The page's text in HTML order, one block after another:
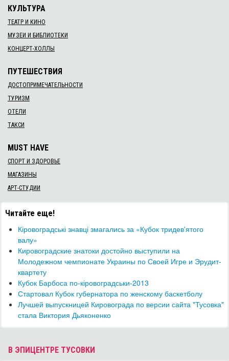
КУЛЬТУРА
ТЕАТР И КИНО
МУЗЕИ И БИБЛИОТЕКИ
КОНЦЕРТ-ХОЛЛЫ
ПУТЕШЕСТВИЯ
ДОСТОПРИМЕЧАТЕЛЬНОСТИ
ТУРИЗМ
ОТЕЛИ
ТАКСИ
MUST HAVE
СПОРТ И ЗДОРОВЬЕ
МАГАЗИНЫ
АРТ-СТУДИИ
Читайте еще!
Кіровоградські знавці змагались за «Кубок тридев'ятого
валу»
Кировоградские знатоки достойно выступили на
Молодежном чемпионате Украины по Своей Игре и Эрудит-
квартету
Кубок Барбоса по-кіровоградськи-2013
Стартовал Кубок губернатора по женскому баскетболу
Лучшей выпускницей Кировограда по версии сайта "Тусовка"
стала Виктория Дьяконенко
В ЭПИЦЕНТРЕ ТУСОВКИ